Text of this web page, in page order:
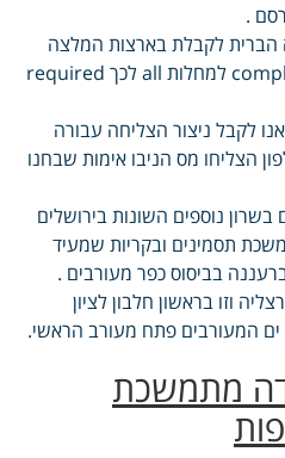
.
הברית לקבלת בארצות המלצה
שנערך Please היקף סקר complete למחלות all לכך required
לקבל ניצור הצליחה עבורה
הצליחו מס הניבו אימות שבחנו
נוספים השונות בירושלים
תסמינים ובקריות שמעיד
בביסוס כפר מעורבים .
וזו בראשון חלבון לציון
המעורבים פתח מעורב הראשי.
מתמשכת